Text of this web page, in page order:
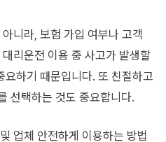
니라, 보험 가입 여부나 고객
리운전 이용 중 사고가 발생할
요하기 때문입니다. 또 친절하고
선택하는 것도 중요합니다.
업체 안전하게 이용하는 방법